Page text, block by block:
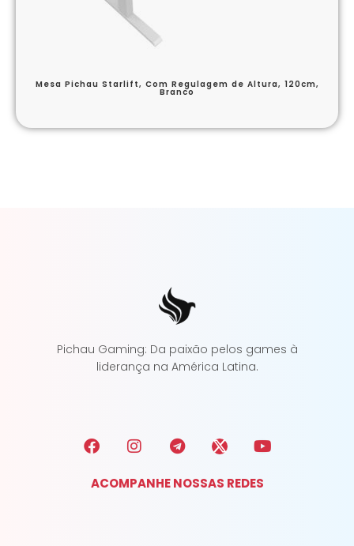
Mesa Pichau Starlift, Com Regulagem de Altura, 120cm,
Branco
Pichau Gaming: Da paixão pelos games à
liderança na América Latina.
ACOMPANHE NOSSAS REDES